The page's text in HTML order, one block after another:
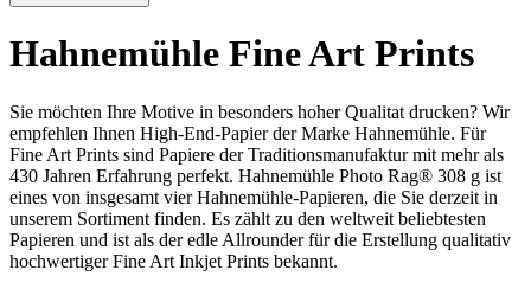
Hahnemühle Fine Art Prints
Sie möchten Ihre Motive in besonders hoher Qualitat drucken? Wir
empfehlen Ihnen High-End-Papier der Marke Hahnemühle. Für
Fine Art Prints sind Papiere der Traditionsmanufaktur mit mehr als
430 Jahren Erfahrung perfekt. Hahnemühle Photo Rag® 308 g ist
eines von insgesamt vier Hahnemühle-Papieren, die Sie derzeit in
unserem Sortiment finden. Es zählt zu den weltweit beliebtesten
Papieren und ist als der edle Allrounder für die Erstellung qualitativ
hochwertiger Fine Art Inkjet Prints bekannt.